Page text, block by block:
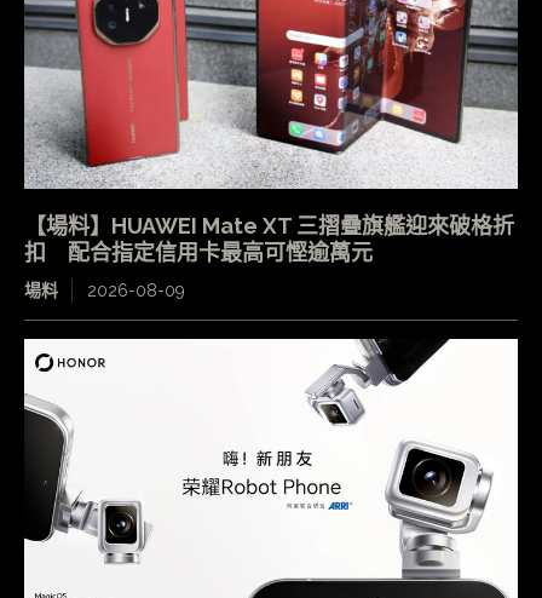
【場料】HUAWEI Mate XT 三摺疊旗艦迎來破格折
扣 配合指定信用卡最高可慳逾萬元
場料 2026-08-09